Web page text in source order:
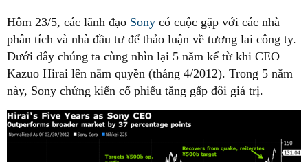
Hôm 23/5, các lãnh đạo Sony có cuộc gặp với các nhà
phân tích và nhà đầu tư để thảo luận về tương lai công ty.
Dưới đây chúng ta cùng nhìn lại 5 năm kể từ khi CEO
Kazuo Hirai lên nắm quyền (tháng 4/2012). Trong 5 năm
này, Sony chứng kiến cổ phiếu tăng gấp đôi giá trị.